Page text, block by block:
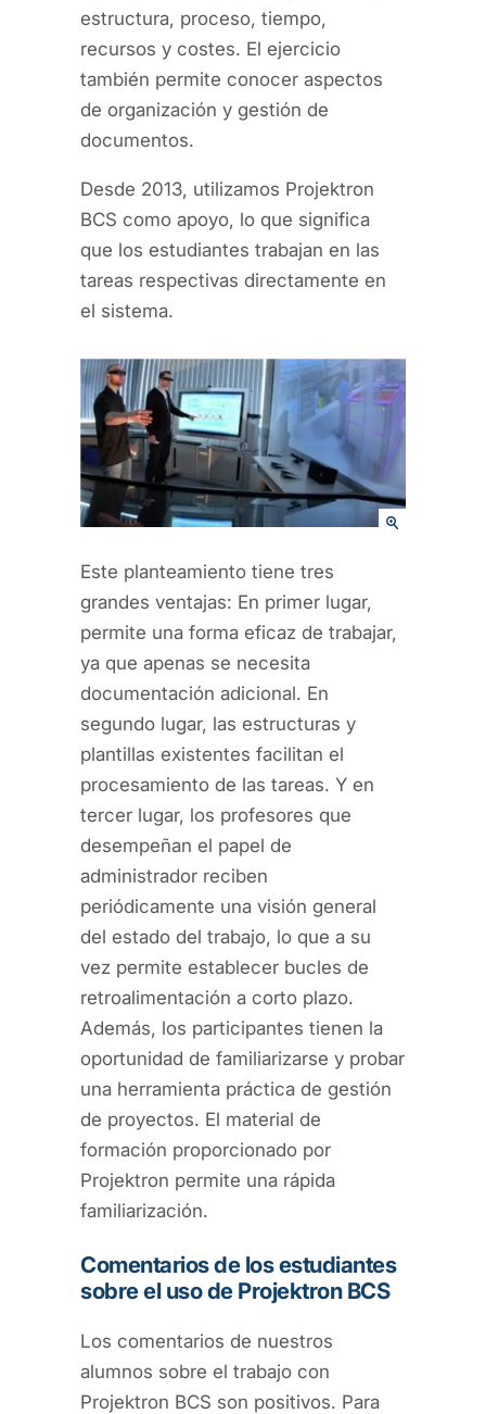
estructura, proceso, tiempo,
recursos y costes. El ejercicio
también permite conocer aspectos
de organización y gestión de
documentos.
Desde 2013, utilizamos Projektron
BCS como apoyo, lo que significa
que los estudiantes trabajan en las
tareas respectivas directamente en
el sistema.
Este planteamiento tiene tres
grandes ventajas: En primer lugar,
permite una forma eficaz de trabajar,
ya que apenas se necesita
documentación adicional. En
segundo lugar, las estructuras y
plantillas existentes facilitan el
procesamiento de las tareas. Y en
tercer lugar, los profesores que
desempeñan el papel de
administrador reciben
periódicamente una visión general
del estado del trabajo, lo que a su
vez permite establecer bucles de
retroalimentación a corto plazo.
Además, los participantes tienen la
oportunidad de familiarizarse y probar
una herramienta práctica de gestión
de proyectos. El material de
formación proporcionado por
Projektron permite una rápida
familiarización.
Comentarios de los estudiantes
sobre el uso de Projektron BCS
Los comentarios de nuestros
alumnos sobre el trabajo con
Projektron BCS son positivos. Para